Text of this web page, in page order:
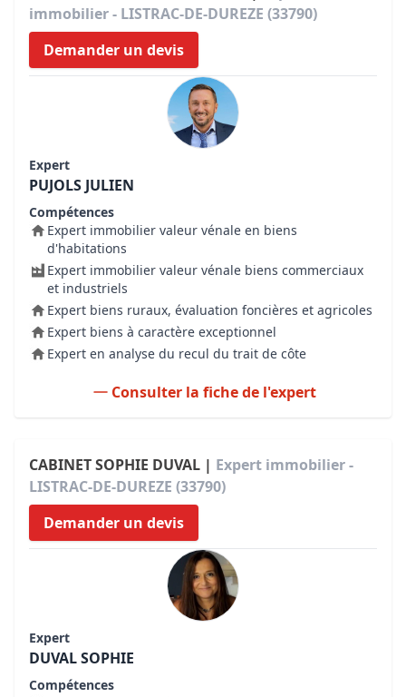
immobilier - LISTRAC-DE-DUREZE (33790)
Demander un devis
Expert
PUJOLS JULIEN
Compétences
Expert immobilier valeur vénale en biens
d'habitations
Expert immobilier valeur vénale biens commerciaux
et industriels
Expert biens ruraux, évaluation foncières et agricoles
Expert biens à caractère exceptionnel
Expert en analyse du recul du trait de côte
Consulter la fiche de l'expert
CABINET SOPHIE DUVAL | Expert immobilier -
LISTRAC-DE-DUREZE (33790)
Demander un devis
Expert
DUVAL SOPHIE
Compétences